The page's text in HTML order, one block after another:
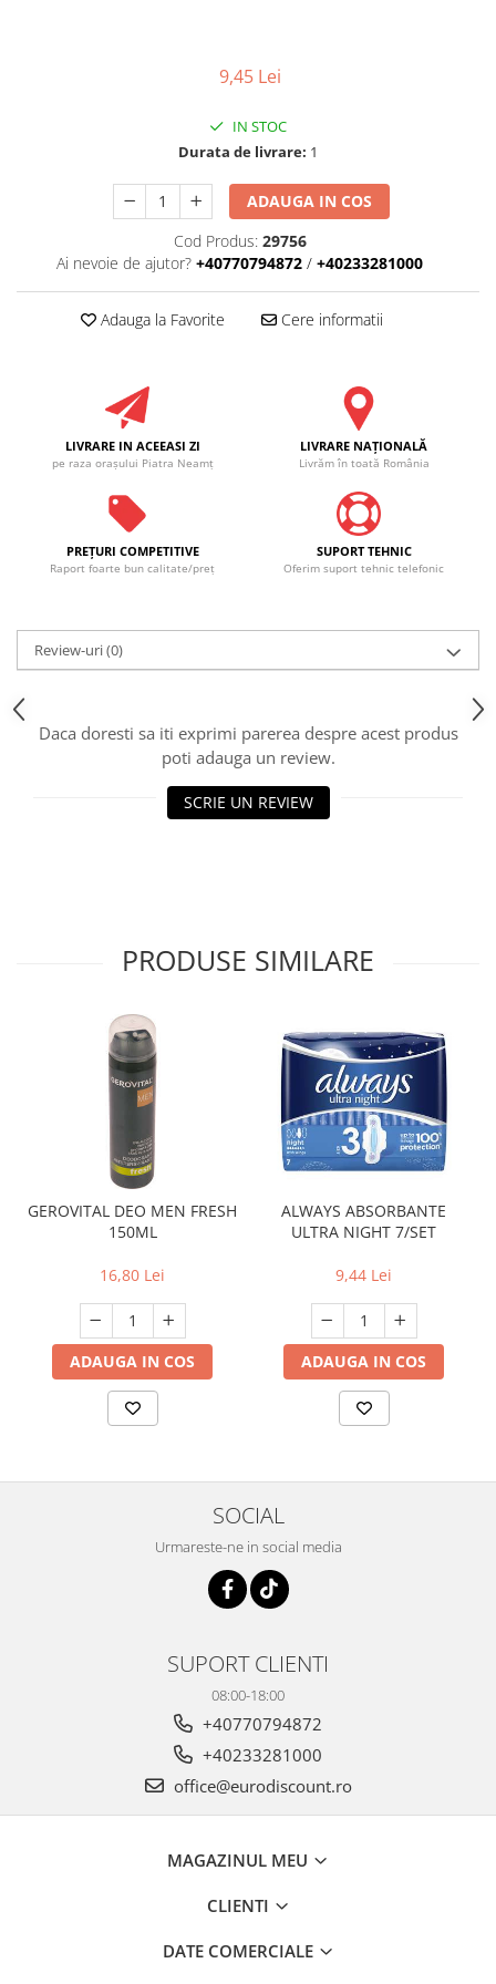
9,45 Lei
IN STOC
Durata de livrare: 1
ADAUGA IN COS
Cod Produs: 29756
Ai nevoie de ajutor? +40770794872 / +40233281000
Adauga la Favorite Cere informatii
LIVRARE IN ACEEASI ZI
pe raza oraşului Piatra Neamţ
LIVRARE NAŢIONALĂ
Livrăm în toată România
PREŢURI COMPETITIVE
Raport foarte bun calitate/preţ
SUPORT TEHNIC
Oferim suport tehnic telefonic
Review-uri(0)
Daca doresti sa iti exprimi parerea despre acest produs
poti adauga un review.
SCRIE UN REVIEW
PRODUSE SIMILARE
GEROVITAL DEO MEN FRESH
150ML
16,80 Lei
ADAUGA IN COS
ALWAYS ABSORBANTE
ULTRA NIGHT 7/SET
9,44 Lei
ADAUGA IN COS
SOCIAL
Urmareste-ne in social media
SUPORT CLIENTI
08:00-18:00
+40770794872
+40233281000
office@eurodiscount.ro
MAGAZINUL MEU
CLIENTI
DATE COMERCIALE